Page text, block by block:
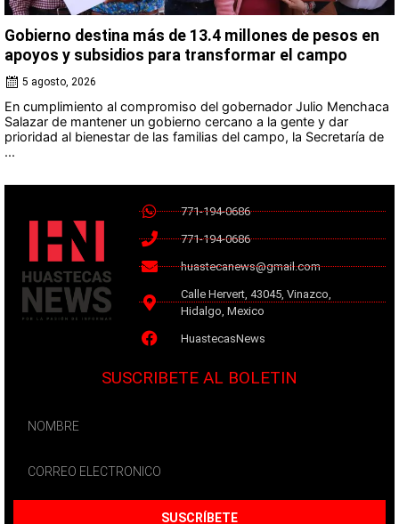
Gobierno destina más de 13.4 millones de pesos en
apoyos y subsidios para transformar el campo
5 agosto, 2026
En cumplimiento al compromiso del gobernador Julio Menchaca
Salazar de mantener un gobierno cercano a la gente y dar
prioridad al bienestar de las familias del campo, la Secretaría de
...
771-194-0686
771-194-0686
huastecanews@gmail.com
Calle Hervert, 43045, Vinazco,
Hidalgo, Mexico
HuastecasNews
SUSCRIBETE AL BOLETIN
SUSCRÍBETE